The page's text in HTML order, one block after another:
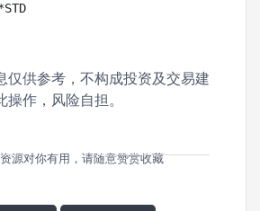
仅供参考，不构成投资及交易建
作，风险自担。
源对你有用，请随意赞赏收藏